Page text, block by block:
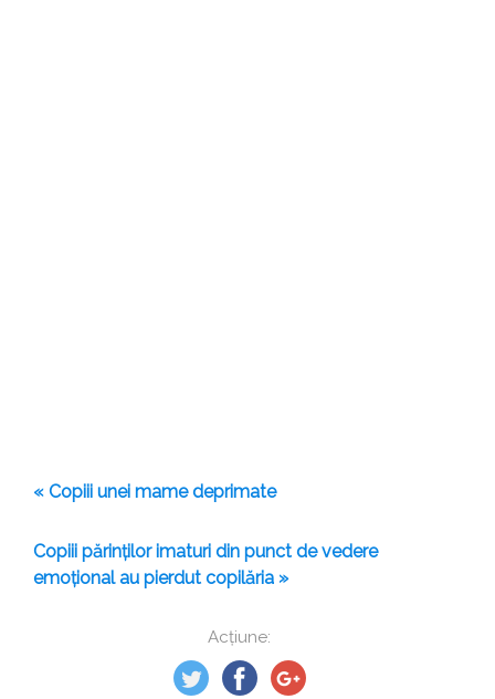
Acțiune:
« Copiii unei mame deprimate
Copiii părinților imaturi din punct de vedere
emoțional au pierdut copilăria »